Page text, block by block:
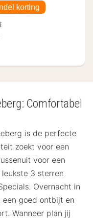
€
67,35
korting
Comfortabel
is de perfecte
zoekt voor een
voor een
3 sterren
Overnacht in
een goed ontbijt en
Wanneer plan jij